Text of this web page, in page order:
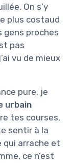
On s’y
plus costaud
proches
pas
vu de mieux
pure, je
urbain
tes courses,
sentir à la
arrache et
ce n’est